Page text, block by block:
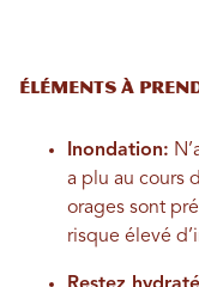
Éléments à
Inondation:
a plu au cours
orages sont
risque élevé